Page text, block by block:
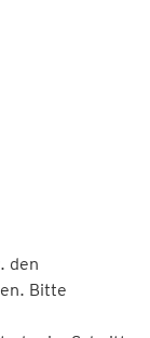
den
Bitte